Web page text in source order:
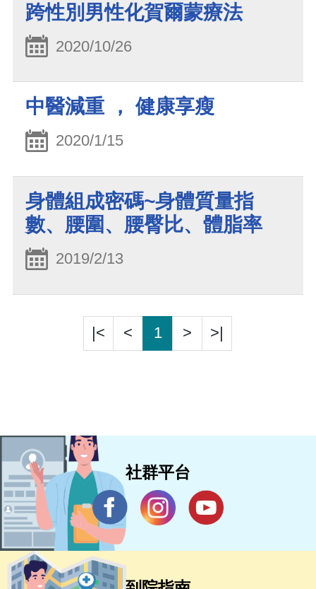
跨性別男性化賀爾蒙療法
2020/10/26
中醫減重 ， 健康享瘦
2020/1/15
身體組成密碼~身體質量指
數、腰圍、腰臀比、體脂率
2019/2/13
|< < 1 > >|
社群平台